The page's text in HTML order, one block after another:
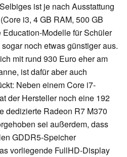
ist je nach Ausstattung
i3, 4 GB RAM, 500 GB
Modelle für Schüler
noch etwas günstiger aus.
mit rund 930 Euro eher am
ist dafür aber auch
Neben einem Core i7-
der Hersteller noch eine 192
dedizierte Radeon R7 M370
sei außerdem, dass
GDDR5-Speicher
vorliegende FullHD-Display